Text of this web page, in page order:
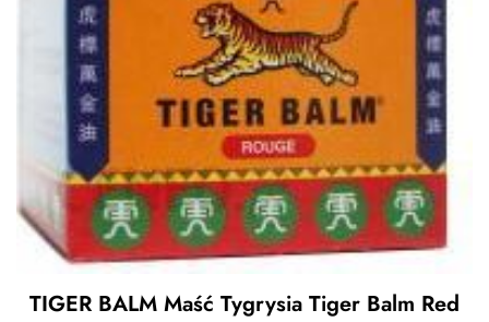
TIGER BALM Maść Tygrysia Tiger Balm Red